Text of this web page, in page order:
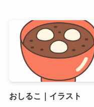
おしるこ｜イラスト